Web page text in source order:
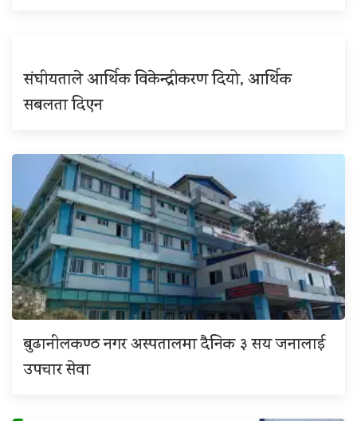
संघीयताले आर्थिक विकेन्द्रीकरण दियो, आर्थिक
सबलता दिएन
बुढानीलकण्ठ नगर अस्पतालमा दैनिक ३ सय जनालाई
उपचार सेवा